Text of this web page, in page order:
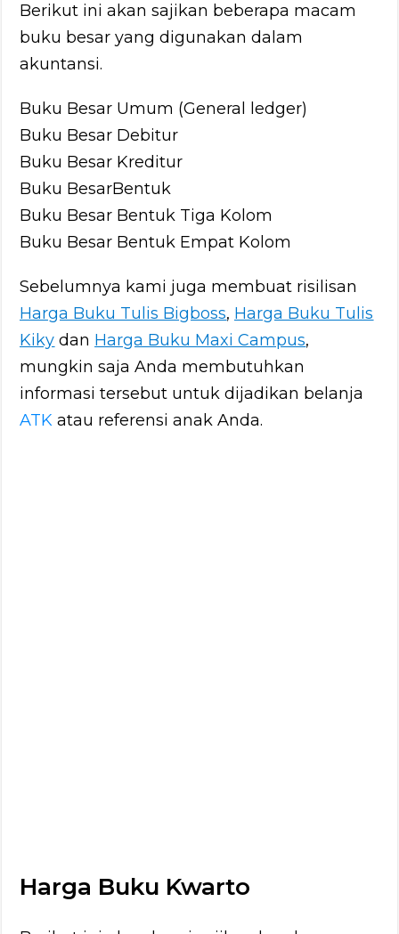
Berikut ini akan sajikan beberapa macam
buku besar yang digunakan dalam
akuntansi.
Buku Besar Umum (General ledger)
Buku Besar Debitur
Buku Besar Kreditur
Buku BesarBentuk
Buku Besar Bentuk Tiga Kolom
Buku Besar Bentuk Empat Kolom
Sebelumnya kami juga membuat risilisan
Harga Buku Tulis Bigboss, Harga Buku Tulis
Kiky dan Harga Buku Maxi Campus,
mungkin saja Anda membutuhkan
informasi tersebut untuk dijadikan belanja
ATK atau referensi anak Anda.
Harga Buku Kwarto